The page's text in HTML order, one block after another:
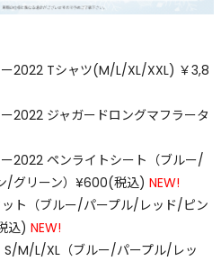
2022 Tシャツ(M/L/XL/XXL) ￥3,8
2022 ジャガードロングマフラータ
2022 ペンライトシート（ブルー/
/グリーン）¥600(税込) NEW!
ト（ブルー/パープル/レッド/ピン
込) NEW!
M/L/XL（ブルー/パープル/レッ